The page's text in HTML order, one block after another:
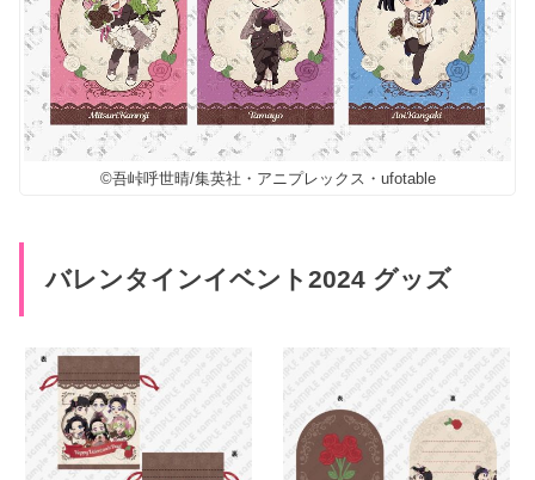
©吾峠呼世晴/集英社・アニプレックス・ufotable
バレンタインイベント2024 グッズ